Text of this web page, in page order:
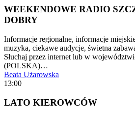
WEEKENDOWE RADIO
DOBRY
Informacje regionalne, informacje
muzyka, ciekawe audycje, świetna
Słuchaj przez internet lub w
(POLSKA)…
Beata Użarowska
13:00
LATO KIEROWCÓW